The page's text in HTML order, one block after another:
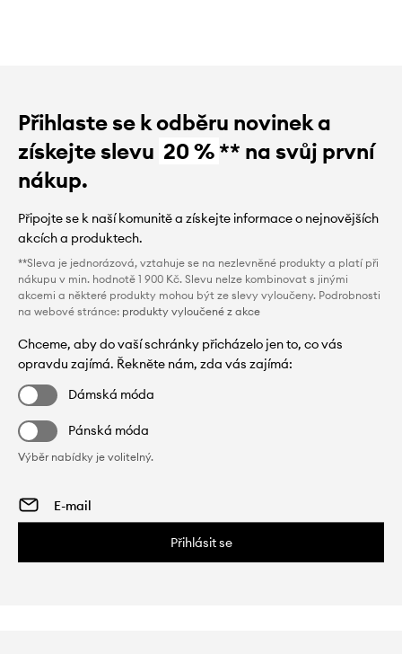
Přihlaste se k odběru novinek a
získejte slevu 20 %** na svůj první
nákup.
Připojte se k naší komunitě a získejte informace o nejnovějších
akcích a produktech.
**Sleva je jednorázová, vztahuje se na nezlevněné produkty a platí při
nákupu v min. hodnotě 1 900 Kč. Slevu nelze kombinovat s jinými
akcemi a některé produkty mohou být ze slevy vyloučeny. Podrobnosti
na webové stránce: produkty vyloučené z akce
Chceme, aby do vaší schránky přicházelo jen to, co vás
opravdu zajímá. Řekněte nám, zda vás zajímá:
Dámská móda
Pánská móda
Výběr nabídky je volitelný.
Přihlásit se